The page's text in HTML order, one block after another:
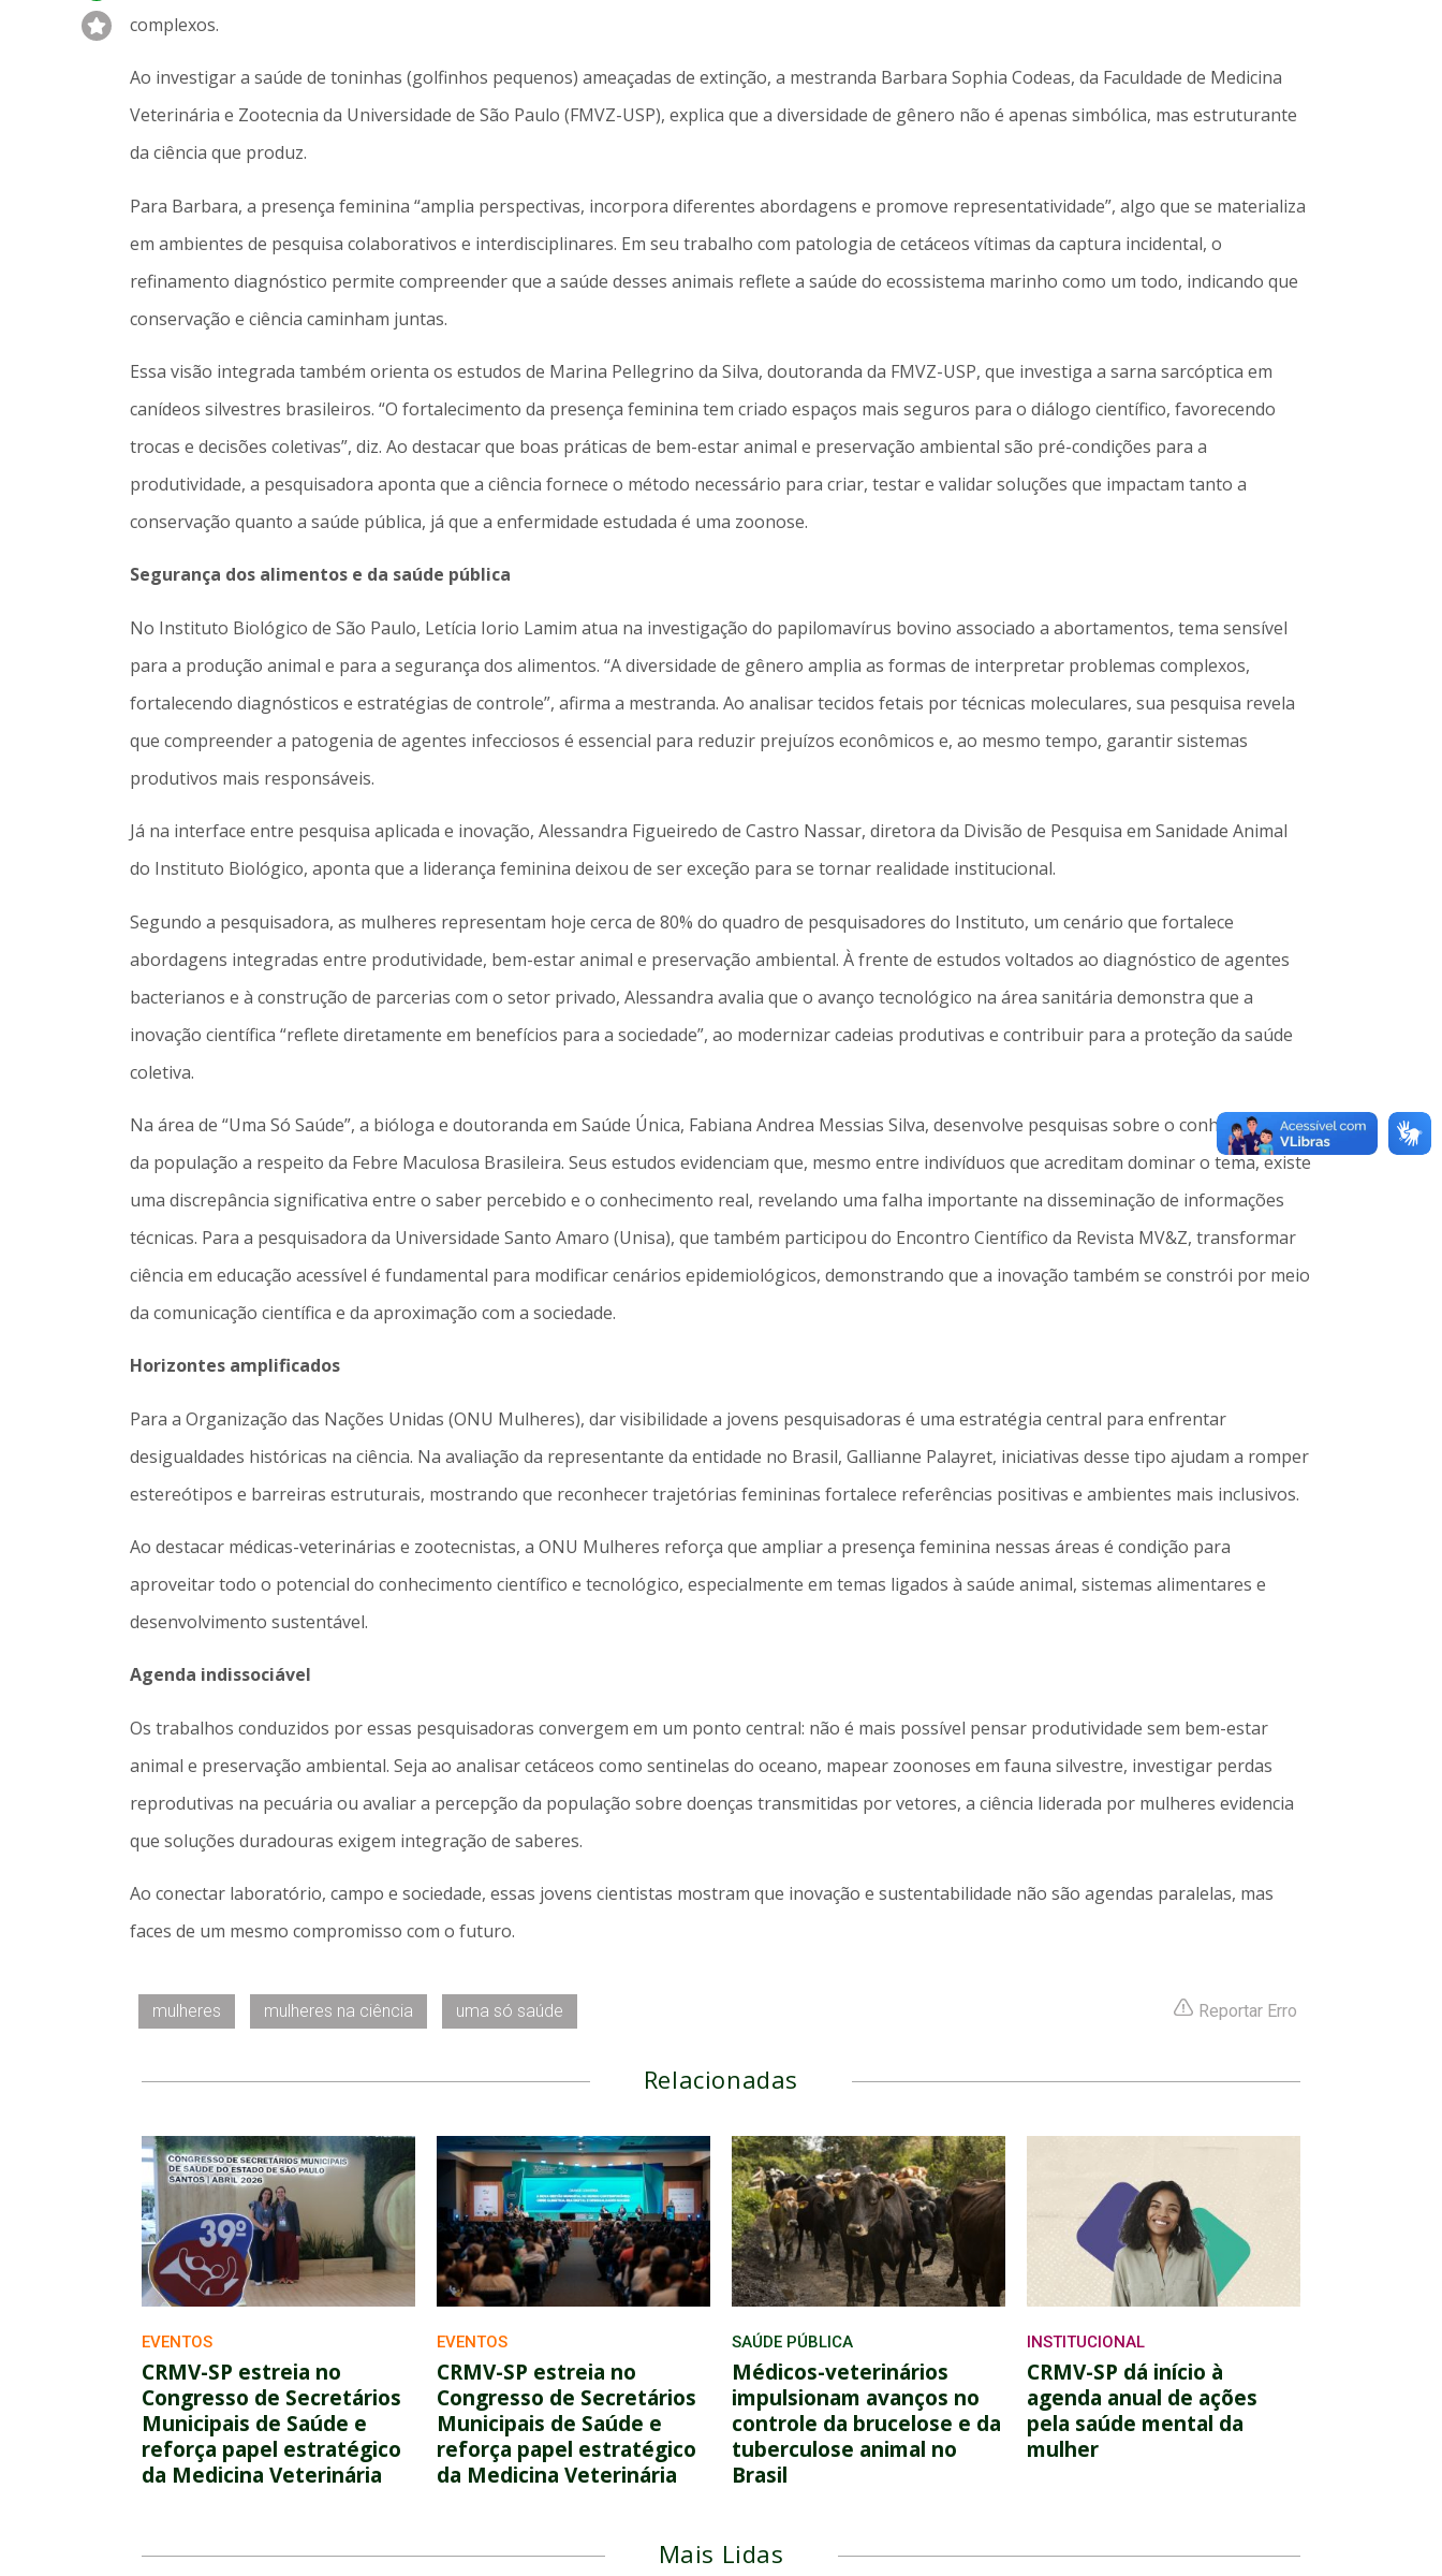
complexos.
Ao investigar a saúde de toninhas (golfinhos pequenos) ameaçadas de extinção, a mestranda Barbara Sophia Codeas, da Faculdade de Medicina
Veterinária e Zootecnia da Universidade de São Paulo (FMVZ-USP), explica que a diversidade de gênero não é apenas simbólica, mas estruturante
da ciência que produz.
Para Barbara, a presença feminina “amplia perspectivas, incorpora diferentes abordagens e promove representatividade”, algo que se materializa
em ambientes de pesquisa colaborativos e interdisciplinares. Em seu trabalho com patologia de cetáceos vítimas da captura incidental, o
refinamento diagnóstico permite compreender que a saúde desses animais reflete a saúde do ecossistema marinho como um todo, indicando que
conservação e ciência caminham juntas.
Essa visão integrada também orienta os estudos de Marina Pellegrino da Silva, doutoranda da FMVZ-USP, que investiga a sarna sarcóptica em
canídeos silvestres brasileiros. “O fortalecimento da presença feminina tem criado espaços mais seguros para o diálogo científico, favorecendo
trocas e decisões coletivas”, diz. Ao destacar que boas práticas de bem-estar animal e preservação ambiental são pré-condições para a
produtividade, a pesquisadora aponta que a ciência fornece o método necessário para criar, testar e validar soluções que impactam tanto a
conservação quanto a saúde pública, já que a enfermidade estudada é uma zoonose.
Segurança dos alimentos e da saúde pública
No Instituto Biológico de São Paulo, Letícia Iorio Lamim atua na investigação do papilomavírus bovino associado a abortamentos, tema sensível
para a produção animal e para a segurança dos alimentos. “A diversidade de gênero amplia as formas de interpretar problemas complexos,
fortalecendo diagnósticos e estratégias de controle”, afirma a mestranda. Ao analisar tecidos fetais por técnicas moleculares, sua pesquisa revela
que compreender a patogenia de agentes infecciosos é essencial para reduzir prejuízos econômicos e, ao mesmo tempo, garantir sistemas
produtivos mais responsáveis.
Já na interface entre pesquisa aplicada e inovação, Alessandra Figueiredo de Castro Nassar, diretora da Divisão de Pesquisa em Sanidade Animal
do Instituto Biológico, aponta que a liderança feminina deixou de ser exceção para se tornar realidade institucional.
Segundo a pesquisadora, as mulheres representam hoje cerca de 80% do quadro de pesquisadores do Instituto, um cenário que fortalece
abordagens integradas entre produtividade, bem-estar animal e preservação ambiental. À frente de estudos voltados ao diagnóstico de agentes
bacterianos e à construção de parcerias com o setor privado, Alessandra avalia que o avanço tecnológico na área sanitária demonstra que a
inovação científica “reflete diretamente em benefícios para a sociedade”, ao modernizar cadeias produtivas e contribuir para a proteção da saúde
coletiva.
Na área de “Uma Só Saúde”, a bióloga e doutoranda em Saúde Única, Fabiana Andrea Messias Silva, desenvolve pesquisas sobre o conhecimento
da população a respeito da Febre Maculosa Brasileira. Seus estudos evidenciam que, mesmo entre indivíduos que acreditam dominar o tema, existe
uma discrepância significativa entre o saber percebido e o conhecimento real, revelando uma falha importante na disseminação de informações
técnicas. Para a pesquisadora da Universidade Santo Amaro (Unisa), que também participou do Encontro Científico da Revista MV&Z, transformar
ciência em educação acessível é fundamental para modificar cenários epidemiológicos, demonstrando que a inovação também se constrói por meio
da comunicação científica e da aproximação com a sociedade.
Horizontes amplificados
Para a Organização das Nações Unidas (ONU Mulheres), dar visibilidade a jovens pesquisadoras é uma estratégia central para enfrentar
desigualdades históricas na ciência. Na avaliação da representante da entidade no Brasil, Gallianne Palayret, iniciativas desse tipo ajudam a romper
estereótipos e barreiras estruturais, mostrando que reconhecer trajetórias femininas fortalece referências positivas e ambientes mais inclusivos.
Ao destacar médicas-veterinárias e zootecnistas, a ONU Mulheres reforça que ampliar a presença feminina nessas áreas é condição para
aproveitar todo o potencial do conhecimento científico e tecnológico, especialmente em temas ligados à saúde animal, sistemas alimentares e
desenvolvimento sustentável.
Agenda indissociável
Os trabalhos conduzidos por essas pesquisadoras convergem em um ponto central: não é mais possível pensar produtividade sem bem-estar
animal e preservação ambiental. Seja ao analisar cetáceos como sentinelas do oceano, mapear zoonoses em fauna silvestre, investigar perdas
reprodutivas na pecuária ou avaliar a percepção da população sobre doenças transmitidas por vetores, a ciência liderada por mulheres evidencia
que soluções duradouras exigem integração de saberes.
Ao conectar laboratório, campo e sociedade, essas jovens cientistas mostram que inovação e sustentabilidade não são agendas paralelas, mas
faces de um mesmo compromisso com o futuro.
mulheres mulheres na ciência uma só saúde Reportar Erro
Relacionadas
EVENTOS
CRMV-SP estreia no
Congresso de Secretários
Municipais de Saúde e
reforça papel estratégico
da Medicina Veterinária
EVENTOS
CRMV-SP estreia no
Congresso de Secretários
Municipais de Saúde e
reforça papel estratégico
da Medicina Veterinária
SAÚDE PÚBLICA
Médicos-veterinários
impulsionam avanços no
controle da brucelose e da
tuberculose animal no
Brasil
INSTITUCIONAL
CRMV-SP dá início à
agenda anual de ações
pela saúde mental da
mulher
Mais Lidas